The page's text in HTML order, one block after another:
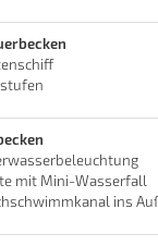
mit Mini-Wasserfall
ins